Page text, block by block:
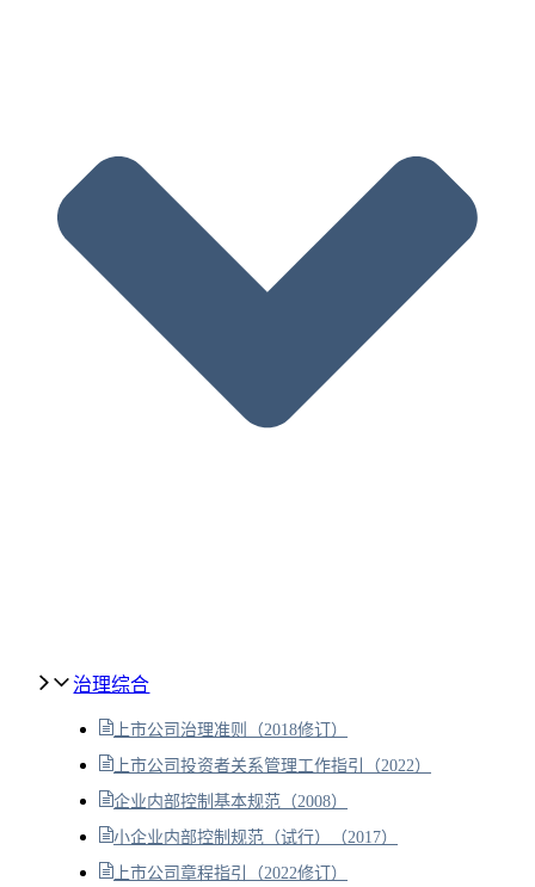
治理综合
上市公司治理准则（2018修订）
上市公司投资者关系管理工作指引（2022）
企业内部控制基本规范（2008）
小企业内部控制规范（试行）（2017）
上市公司章程指引（2022修订）